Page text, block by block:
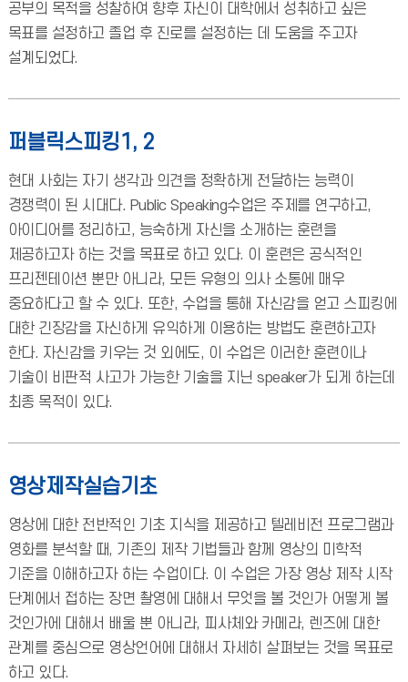
공부의 목적을 성찰하여 향후 자신이 대학에서 성취하고 싶은
목표를 설정하고 졸업 후 진로를 설정하는 데 도움을 주고자
설계되었다.
퍼블릭스피킹1, 2
현대 사회는 자기 생각과 의견을 정확하게 전달하는 능력이
경쟁력이 된 시대다. Public Speaking수업은 주제를 연구하고,
아이디어를 정리하고, 능숙하게 자신을 소개하는 훈련을
제공하고자 하는 것을 목표로 하고 있다. 이 훈련은 공식적인
프리젠테이션 뿐만 아니라, 모든 유형의 의사 소통에 매우
중요하다고 할 수 있다. 또한, 수업을 통해 자신감을 얻고 스피킹에
대한 긴장감을 자신하게 유익하게 이용하는 방법도 훈련하고자
한다. 자신감을 키우는 것 외에도, 이 수업은 이러한 훈련이나
기술이 비판적 사고가 가능한 기술을 지닌 speaker가 되게 하는데
최종 목적이 있다.
영상제작실습기초
영상에 대한 전반적인 기초 지식을 제공하고 텔레비전 프로그램과
영화를 분석할 때, 기존의 제작 기법들과 함께 영상의 미학적
기준을 이해하고자 하는 수업이다. 이 수업은 가장 영상 제작 시작
단계에서 접하는 장면 촬영에 대해서 무엇을 볼 것인가 어떻게 볼
것인가에 대해서 배울 뿐 아니라, 피사체와 카메라, 렌즈에 대한
관계를 중심으로 영상언어에 대해서 자세히 살펴보는 것을 목표로
하고 있다.